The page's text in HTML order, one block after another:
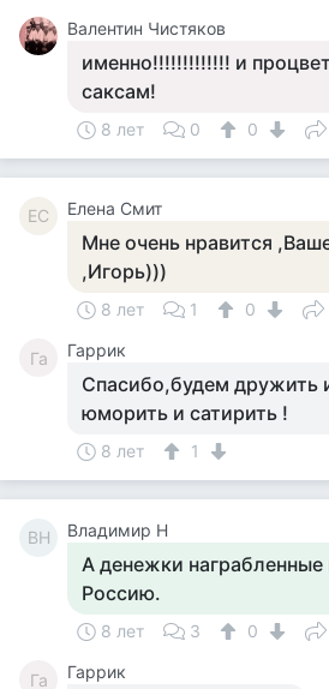
Валентин Чистяков
именно!!!!!!!!!!!!! и
саксам!
8 лет 0 0
ЕС Елена Смит
Мне очень нравится
,Игорь)))
8 лет 1 0
Га Гаррик
Спасибо,будем дружить
юморить и сатирить !
8 лет 1
ВН Владимир Н
А денежки награбленные
Россию.
8 лет 3 0
Га Гаррик